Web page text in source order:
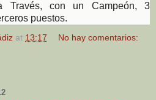
Través, con un Campeón, 3
puestos.
at 13:17 No hay comentarios: